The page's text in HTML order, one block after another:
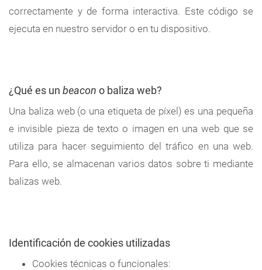
correctamente y de forma interactiva. Este código se
ejecuta en nuestro servidor o en tu dispositivo.
¿Qué es un beacon o baliza web?
Una baliza web (o una etiqueta de píxel) es una pequeña
e invisible pieza de texto o imagen en una web que se
utiliza para hacer seguimiento del tráfico en una web.
Para ello, se almacenan varios datos sobre ti mediante
balizas web.
Identificación de cookies utilizadas
Cookies técnicas o funcionales: